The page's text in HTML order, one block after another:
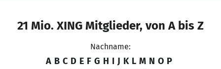
21 Mio. XING Mitglieder, von A bis Z
Nachname:
A B C D E F G H I J K L M N O P